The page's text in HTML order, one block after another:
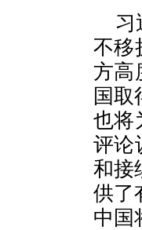
习
不移
方高
国取
也将
评论
和接
供了
中国